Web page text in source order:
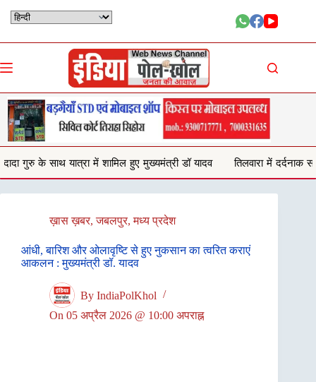
हुए मुख्यमंत्री डॉ यादव तिलवारा में दर्दनाक सड़क हादसा,2 की मौत,1
ख़ास ख़बर,जबलपुर,मध्य प्रदेश
आंधी, बारिश और ओलावृष्टि से हुए नुकसान का त्वरित कराएं
आकलन : मुख्यमंत्री डॉ. यादव
By IndiaPolKhol
On 05 अप्रैल 2026 @ 10:00 अपराह्न